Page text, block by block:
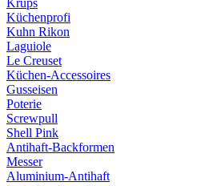
Krups
Küchenprofi
Kuhn Rikon
Laguiole
Le Creuset
Küchen-Accessoires
Gusseisen
Poterie
Screwpull
Shell Pink
Antihaft-Backformen
Messer
Aluminium-Antihaft